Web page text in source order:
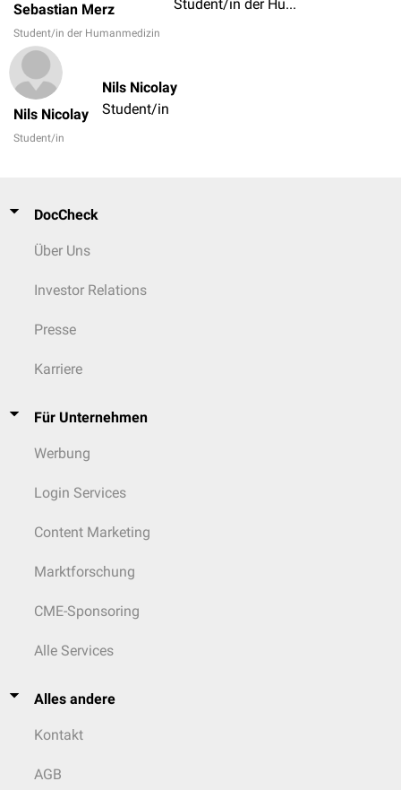
Sebastian Merz
Student/in der Humanmedizin
Student/in der Humanmedizin
Nils Nicolay
Student/in
Nils Nicolay
Student/in
DocCheck
Über Uns
Investor Relations
Presse
Karriere
Für Unternehmen
Werbung
Login Services
Content Marketing
Marktforschung
CME-Sponsoring
Alle Services
Alles andere
Kontakt
AGB